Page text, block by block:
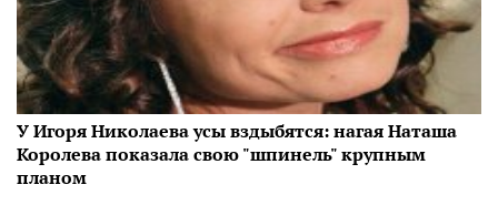
У Игоря Николаева усы вздыбятся: нагая Наташа
Королева показала свою "шпинель" крупным
планом